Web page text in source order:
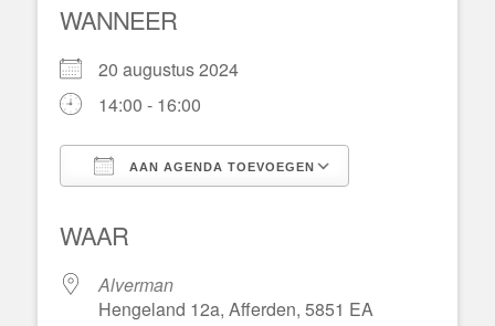
WANNEER
20 augustus 2024
14:00 - 16:00
AAN AGENDA TOEVOEGEN
WAAR
Alverman
Hengeland 12a, Afferden, 5851 EA